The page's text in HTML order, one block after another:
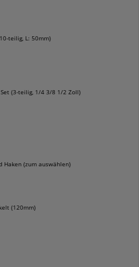
teilig, L: 50mm)
(3-teilig, 1/4 3/8 1/2 Zoll)
Haken (zum auswählen)
(120mm)